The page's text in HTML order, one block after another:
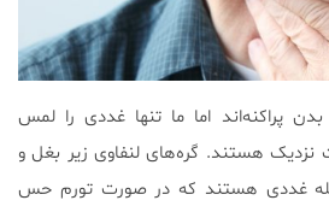
پراکنه‌اند اما ما تنها غددی را لمس
هستند. گره‌های لنفاوی زیر بغل و
غددی هستند که در صورت تورم حس